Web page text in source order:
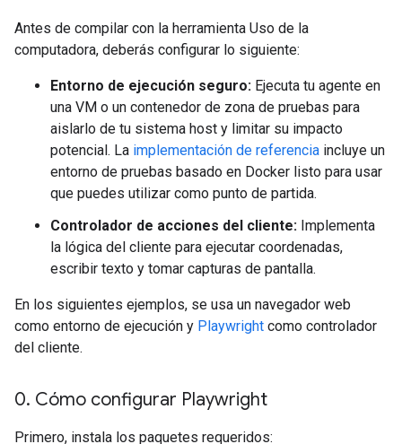
Antes de compilar con la herramienta Uso de la
computadora, deberás configurar lo siguiente:
Entorno de ejecución seguro: Ejecuta tu agente en
una VM o un contenedor de zona de pruebas para
aislarlo de tu sistema host y limitar su impacto
potencial. La implementación de referencia incluye un
entorno de pruebas basado en Docker listo para usar
que puedes utilizar como punto de partida.
Controlador de acciones del cliente: Implementa
la lógica del cliente para ejecutar coordenadas,
escribir texto y tomar capturas de pantalla.
En los siguientes ejemplos, se usa un navegador web
como entorno de ejecución y Playwright como controlador
del cliente.
0. Cómo configurar Playwright
Primero, instala los paquetes requeridos: